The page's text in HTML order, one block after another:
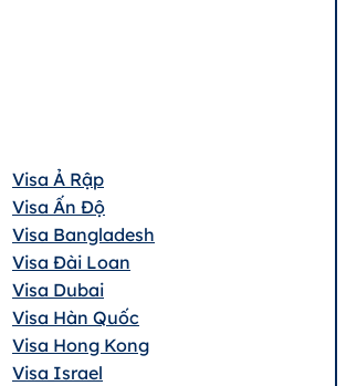
Visa Ả Rập
Visa Ấn Độ
Visa Bangladesh
Visa Đài Loan
Visa Dubai
Visa Hàn Quốc
Visa Hong Kong
Visa Israel